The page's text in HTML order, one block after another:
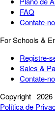
FAQ
Contate-
For Schools &
Registre-
Sales &
Contate-
Copyright 2026
Política de